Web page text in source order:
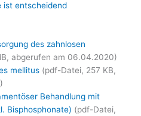
ist entscheidend
des zahnlosen
abgerufen am 06.04.2020)
mellitus (pdf-Datei, 257 KB,
Behandlung mit
Bisphosphonate) (pdf-Datei,